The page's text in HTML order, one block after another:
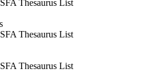
Thesaurus List
Thesaurus List
Thesaurus List